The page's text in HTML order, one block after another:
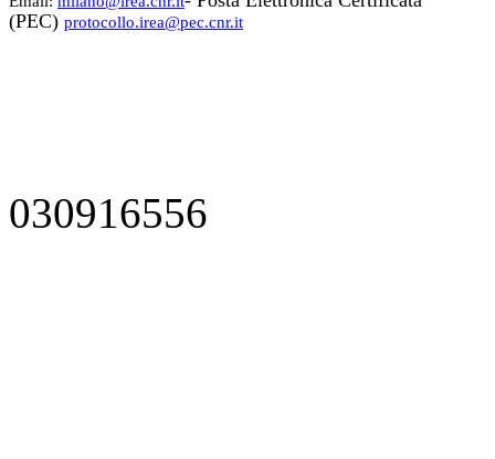
(PEC) protocollo.irea@pec.cnr.it
030916556